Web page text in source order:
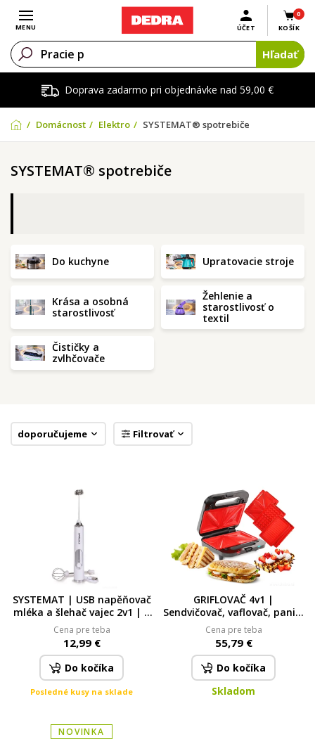
Doprava zadarmo pri objednávke nad 59,00 €
Otvoriť menu
MENU
0
KOŠÍK
ÚČET
Hľadať
Domácnosť Elektro SYSTEMAT® spotrebiče
SYSTEMAT® spotrebiče
Do kuchyne Upratovacie stroje
Krása a osobná
starostlivosť
Žehlenie a
starostlivosť o
textil
Čističky a
zvlhčovače
doporučujeme Filtrovať
SYSTEMAT | USB napěňovač
mléka a šlehač vajec 2v1 | 3
rychlosti & nabíjecí mini
šlehač bílý
Cena pre teba
12,99 €
Do kočíka
Posledné kusy na sklade
GRIFLOVAČ 4v1 |
Sendvičovač, vaflovač, panini
& stolní gril | keramické
BIOPAN® desky SYSTEMAT
Cena pre teba
55,79 €
Do kočíka
Skladom
NOVINKA